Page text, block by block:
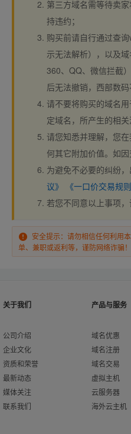
第三方域名需等待卖
持违约；
购买前请自行通过查
示无法解析），以及
360、QQ、微信拦截
后无法撤销，西部数码
请不要将购买的域名
定域名，所产生的相关
请您知悉并理解，您
何其它附加价值。如
为避免不必要的纠纷
议》
《一口价交易规则
若您不同意以上事项
安全提示：请勿相信任何利用
单、兼职或返利等，谨防网络诈骗！
关于我们
公司介绍
企业文化
资质和荣誉
最新动态
媒体关注
联系我们
产品与服务
域名优惠
域名注册
域名交易
虚拟主机
云服务器
海外云主机